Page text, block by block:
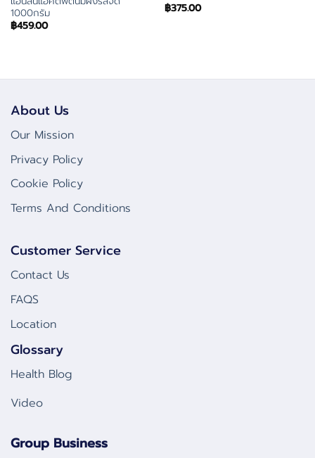
1000กรัม
฿459.00
฿375.00
About Us
Our Mission
Privacy Policy
Cookie Policy
Terms And Conditions
Customer Service
Contact Us
FAQS
Location
Glossary
Health Blog
Video
Group Business